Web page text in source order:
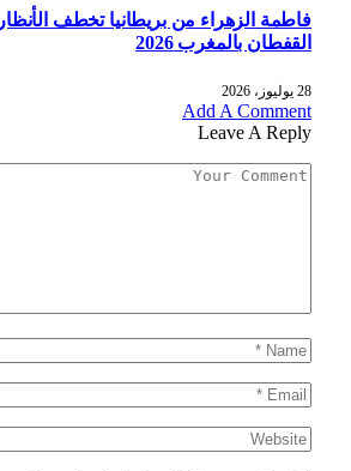
فاطمة الزهراء من بريطانيا تخطف
القفطان بالمغرب 2026
28 يوليوز، 2026
Add A Comment
Leave A Reply